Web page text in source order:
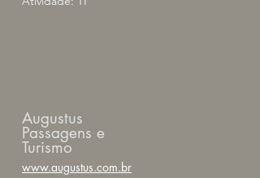
Augustus
Passagens e
Turismo
www.augustus.com.br